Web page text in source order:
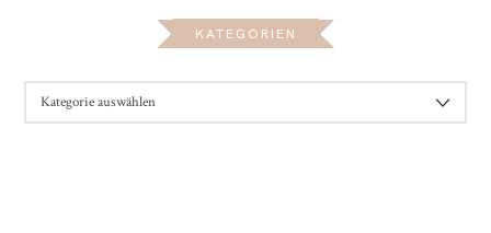
KATEGORIEN